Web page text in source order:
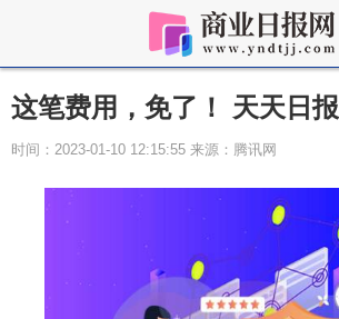
这笔费用，免了！ 天天日报
时间：2023-01-10 12:15:55 来源：腾讯网